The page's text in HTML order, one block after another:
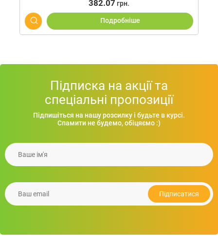
382.07 грн.
Подробнiше
Рюкзак для ноутбуку Tornado, TM Discover
Подробнiше
Підписка на акції та
спеціальні пропозиції
Підпишіться на нашу розсилку і будьте в курсі.
Спамити не будемо, обіцяємо :)
Підписатися